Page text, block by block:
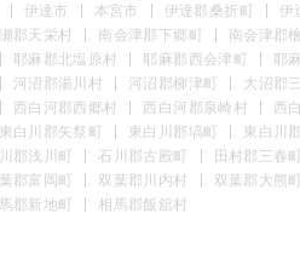
伊達市 本宮市 伊達郡桑折町 伊
郡天栄村 南会津郡下郷町 南会津郡
耶麻郡北塩原村 耶麻郡西会津町 耶
河沼郡湯川村 河沼郡柳津町 大沼郡
西白河郡西郷村 西白河郡泉崎村 西
東白川郡矢祭町 東白川郡塙町 東白川
郡浅川町 石川郡古殿町 田村郡三春町
郡富岡町 双葉郡川内村 双葉郡大熊町
郡新地町 相馬郡飯舘村